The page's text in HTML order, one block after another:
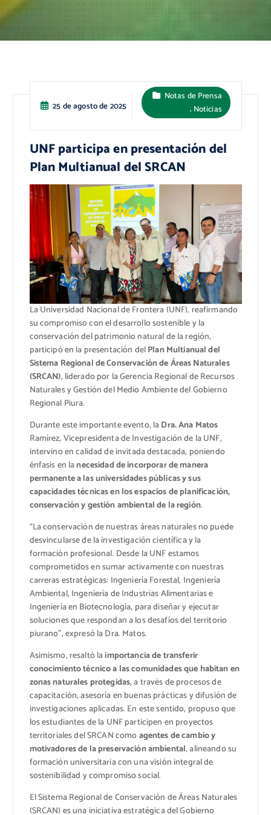
25 de agosto de 2025
Notas de Prensa
, Noticias
UNF participa en presentación del
Plan Multianual del SRCAN
La Universidad Nacional de Frontera (UNF), reafirmando
su compromiso con el desarrollo sostenible y la
conservación del patrimonio natural de la región,
participó en la presentación delPlan Multianual del
Sistema Regional de Conservación de Áreas Naturales
(SRCAN), liderado por la Gerencia Regional de Recursos
Naturales y Gestión del Medio Ambiente del Gobierno
Regional Piura.
Durante este importante evento, laDra. Ana Matos
Ramírez, Vicepresidenta de Investigación de la UNF,
intervino en calidad de invitada destacada, poniendo
énfasis en lanecesidad de incorporar de manera
permanente a las universidades públicas y sus
capacidades técnicas en los espacios de planificación,
conservación y gestión ambiental de la región.
“La conservación de nuestras áreas naturales no puede
desvincularse de la investigación científica y la
formación profesional. Desde la UNF estamos
comprometidos en sumar activamente con nuestras
carreras estratégicas: Ingeniería Forestal, Ingeniería
Ambiental, Ingeniería de Industrias Alimentarias e
Ingeniería en Biotecnología, para diseñar y ejecutar
soluciones que respondan a los desafíos del territorio
piurano”, expresó la Dra. Matos.
Asimismo, resaltó laimportancia de transferir
conocimiento técnico a las comunidades que habitan en
zonas naturales protegidas, a través de procesos de
capacitación, asesoría en buenas prácticas y difusión de
investigaciones aplicadas. En este sentido, propuso que
los estudiantes de la UNF participen en proyectos
territoriales del SRCAN comoagentes de cambio y
motivadores de la preservación ambiental, alineando su
formación universitaria con una visión integral de
sostenibilidad y compromiso social.
El Sistema Regional de Conservación de Áreas Naturales
(SRCAN) es una iniciativa estratégica del Gobierno